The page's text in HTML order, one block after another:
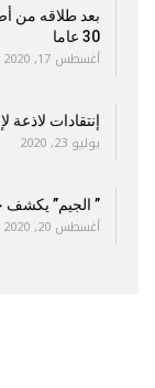
بعد طلاقه من
30 عاما
أغسطس 17, 2020
إنتقادات
يوليو 23, 2020
” الجيم” يكشف
أغسطس 20, 2020